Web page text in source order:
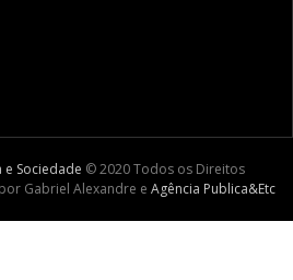
e Sociedade © 2020 Todos os Direitos
Gabriel Alexandre e Agência Publica&Etc